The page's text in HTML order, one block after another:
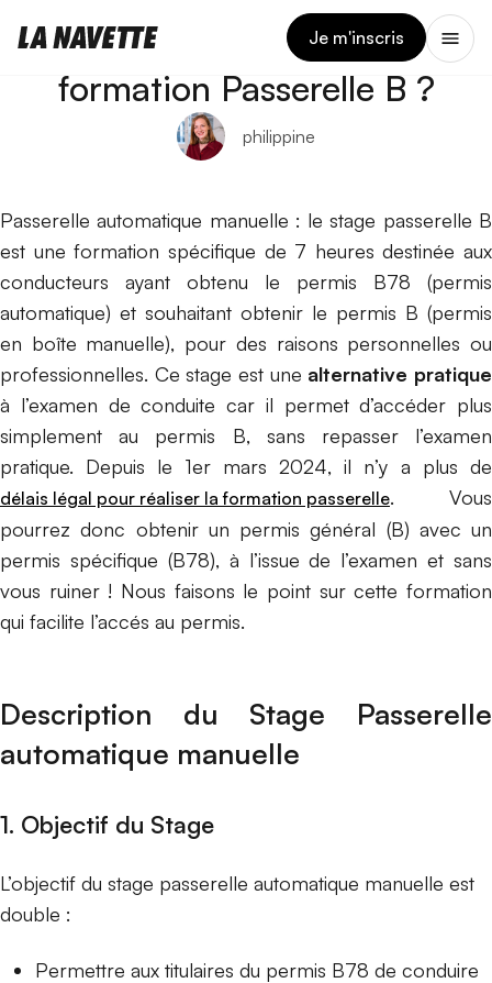
Je m'inscris
Qu’est-ce que la
formation Passerelle B ?
philippine
Passerelle automatique manuelle : le stage passerelle B
est une formation spécifique de 7 heures destinée aux
conducteurs ayant obtenu le permis B78 (permis
automatique) et souhaitant obtenir le permis B (permis
en boîte manuelle), pour des raisons personnelles ou
professionnelles. Ce stage est une alternative pratique
à l’examen de conduite car il permet d’accéder plus
simplement au permis B, sans repasser l’examen
pratique. Depuis le 1er mars 2024, il n’y a plus de
délais légal pour réaliser la formation passerelle. Vous
pourrez donc obtenir un permis général (B) avec un
permis spécifique (B78), à l’issue de l’examen et sans
vous ruiner ! Nous faisons le point sur cette formation
qui facilite l’accés au permis.
Description du Stage Passerelle
automatique manuelle
1. Objectif du Stage
L’objectif du stage passerelle automatique manuelle est
double :
Permettre aux titulaires du permis B78 de conduire